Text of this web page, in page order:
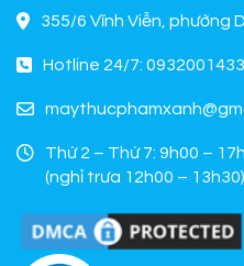
355/6 Vĩnh Viễn, phường
Hotline 24/7: 0932001433
Thứ 2 – Thứ 7: 9h00 –
(nghỉ trưa 12h00 – 13h30)